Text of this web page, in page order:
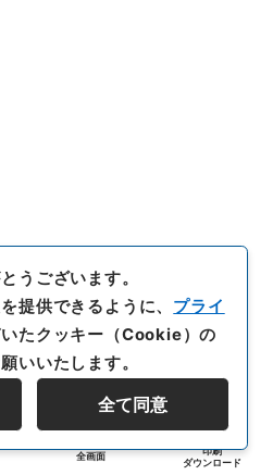
全画面
印刷
ダウンロード
うございます。
提供できるように、 プライ
たクッキー（Cookie）の
いいたします。
全て同意